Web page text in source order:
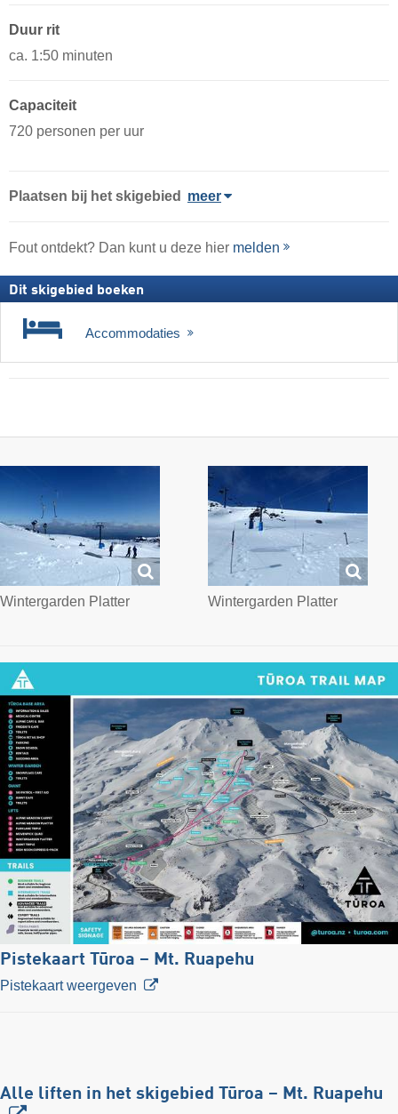
Duur rit
ca. 1:50 minuten
Capaciteit
720 personen per uur
Plaatsen bij het skigebied meer
Fout ontdekt? Dan kunt u deze hier melden
Dit skigebied boeken
Accommodaties
Wintergarden Platter Wintergarden Platter
Pistekaart Tūroa – Mt. Ruapehu
Pistekaart weergeven
Alle liften in het skigebied Tūroa – Mt. Ruapehu